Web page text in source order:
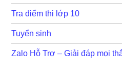
Tra điểm thi lớp 10
Tuyển sinh
Zalo Hỗ Trợ – Giải đáp mọi